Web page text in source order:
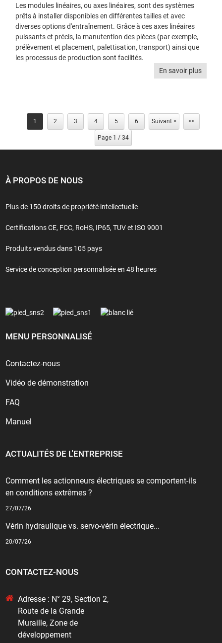
Les modules linéaires, ou axes linéaires, sont des systèmes
prêts à installer disponibles en différentes tailles et avec
diverses options d'entraînement. Grâce à ces axes linéaires
puissants et précis, la manutention des pièces (par exemple,
prélèvement et placement, palettisation, transport) ainsi que
les processus de production sont facilités.
En savoir plus
1 2 3 4 5 6 Suivant > >>
Page 1 / 34
À PROPOS DE NOUS
Plus de 150 droits de propriété intellectuelle
Certifications CE, FCC, RoHS, IP65, TUV et ISO 9001
Produits vendus dans 105 pays
Service de conception personnalisée en 48 heures
MENU PERSONNALISÉ
Contactez-nous
Vidéo de démonstration
FAQ
Manuel
ACTUALITÉS DE L'ENTREPRISE
Comment les actionneurs électriques se comportent-ils
en conditions extrêmes ?
27/07/26
Vérin hydraulique vs. servo-vérin électrique...
20/07/26
CONTACTEZ-NOUS
Adresse : N° 29, Section 2,
Route de la Grande
Muraille, Zone de
développement